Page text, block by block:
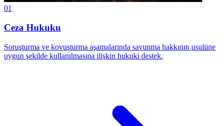
01
Ceza Hukuku
Soruşturma ve kovuşturma aşamalarında savunma hakkının usulüne
uygun şekilde kullanılmasına ilişkin hukuki destek.